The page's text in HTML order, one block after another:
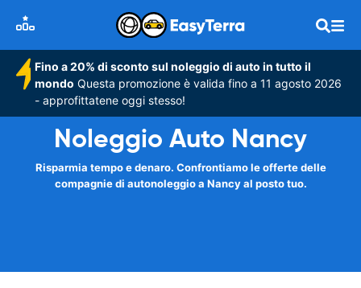
Fino a 20% di sconto sul noleggio di auto in tutto il
mondo Questa promozione è valida fino a 11 agosto 2026
- approfittatene oggi stesso!
Noleggio Auto Nancy
Risparmia tempo e denaro. Confrontiamo le offerte delle
compagnie di autonoleggio a Nancy al posto tuo.